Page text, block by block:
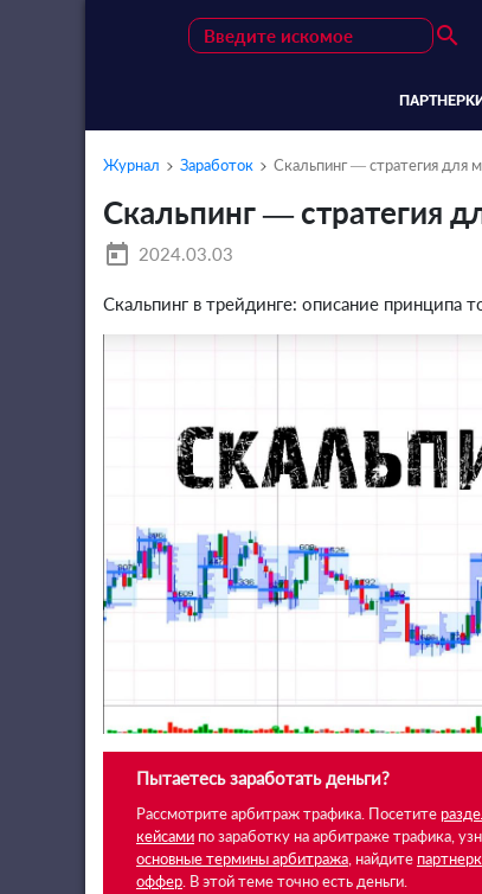
search
Журнал Заработок Скальпинг — стратегия для
Скальпинг — стратегия
today 2024.03.03
Скальпинг в трейдинге: описание принципа
Пытаетесь заработать деньги?
Рассмотрите арбитраж трафика. Посетите
кейсами по заработку на арбитраже трафика,
основные термины арбитража , найдите
оффер . В этой теме точно есть деньги.